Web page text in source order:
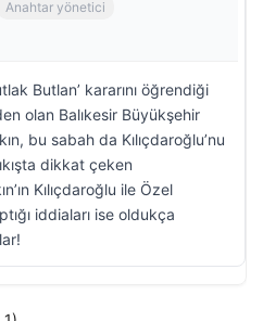
Anahtar yönetici
Butlan’ kararını öğrendiği
olan Balıkesir Büyükşehir
bu sabah da Kılıçdaroğlu’nu
dikkat çeken
Kılıçdaroğlu ile Özel
iddiaları ise oldukça